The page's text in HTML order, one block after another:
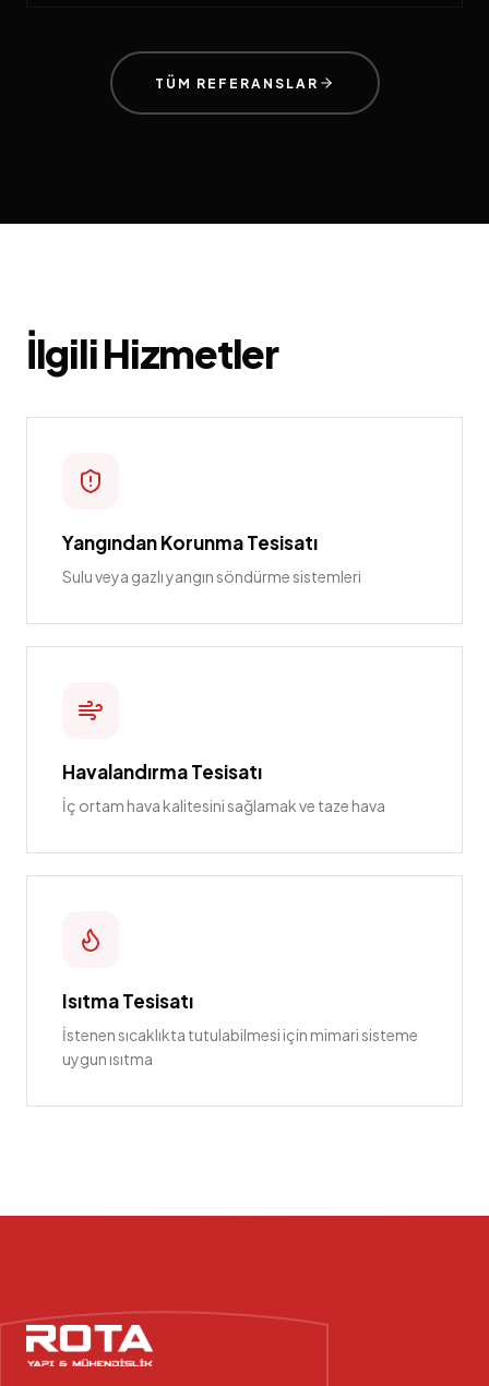
TÜM REFERANSLAR
İlgili Hizmetler
Yangından Korunma Tesisatı
Sulu veya gazlı yangın söndürme sistemleri
Havalandırma Tesisatı
İç ortam hava kalitesini sağlamak ve taze hava
Isıtma Tesisatı
İstenen sıcaklıkta tutulabilmesi için mimari sisteme
uygun ısıtma